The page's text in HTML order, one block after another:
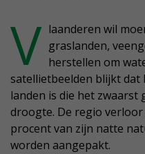
V laanderen wil
graslanden,
herstellen om
satellietbeelden blijkt dat
landen is die het
droogte. De regio
procent van zijn natte
worden aangepakt.